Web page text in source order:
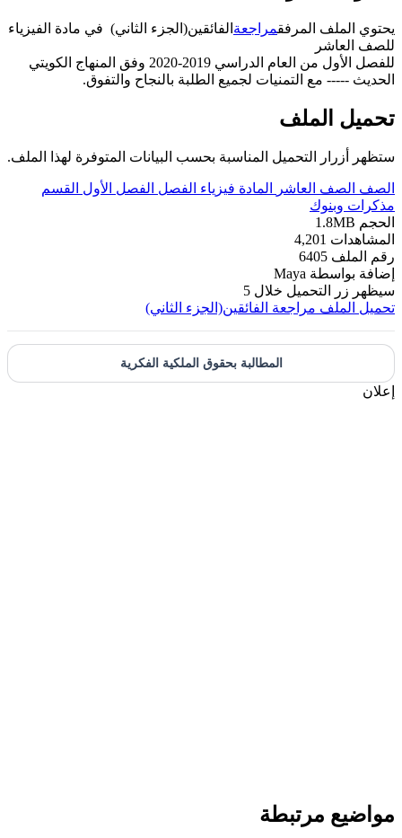
يحتوي الملف المرفقمراجعةالفائقين(الجزء الثاني) في مادة الفيزياء
للصف العاشر
للفصل الأول من العام الدراسي 2019-2020 وفق المنهاج الكويتي
الحديث ----- مع التمنيات لجميع الطلبة بالنجاح والتفوق.
تحميل الملف
ستظهر أزرار التحميل المناسبة بحسب البيانات المتوفرة لهذا الملف.
الصف الصف العاشر المادة فيزياء الفصل الفصل الأول
القسم
مذكرات وبنوك
الحجم 1.8MB
المشاهدات 4,201
رقم الملف 6405
إضافة بواسطة Maya
سيظهر زر التحميل خلال 5
تحميل الملف مراجعة الفائقين(الجزء الثاني)
المطالبة بحقوق الملكية الفكرية
إعلان
مواضيع مرتبطة